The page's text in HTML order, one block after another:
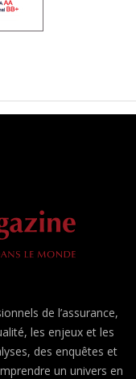
de l’assurance,
les enjeux et les
des enquêtes et
un univers en